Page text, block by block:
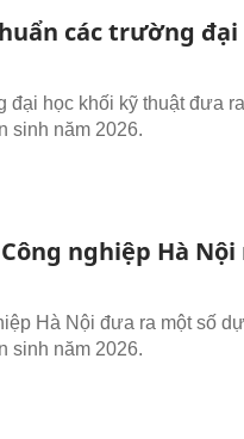
các trường đại
đại học khối kỹ thuật đưa
sinh năm 2026.
nghiệp Hà Nội
Hà Nội đưa ra một số
sinh năm 2026.